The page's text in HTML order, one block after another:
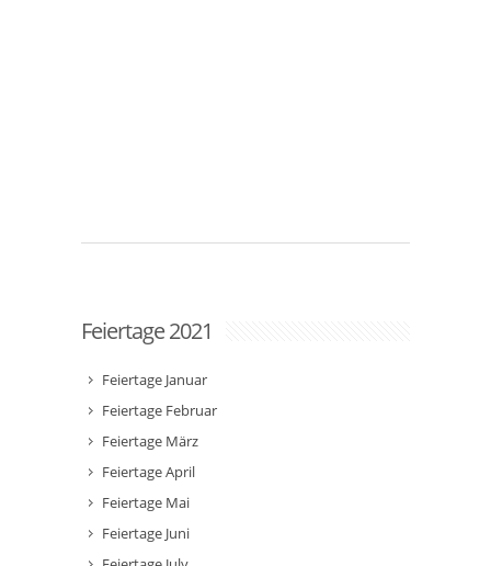
Feiertage 2021
Feiertage Januar
Feiertage Februar
Feiertage März
Feiertage April
Feiertage Mai
Feiertage Juni